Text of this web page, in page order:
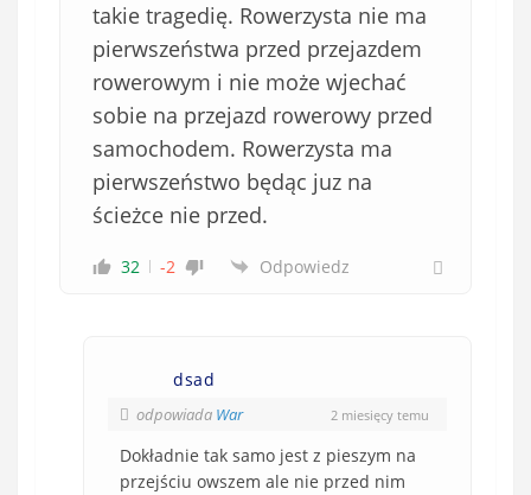
takie tragedię. Rowerzysta nie ma
pierwszeństwa przed przejazdem
rowerowym i nie może wjechać
sobie na przejazd rowerowy przed
samochodem. Rowerzysta ma
pierwszeństwo będąc juz na
ścieżce nie przed.
32 -2 Odpowiedz
dsad
odpowiada War 2 miesięcy temu
Dokładnie tak samo jest z pieszym na
przejściu owszem ale nie przed nim